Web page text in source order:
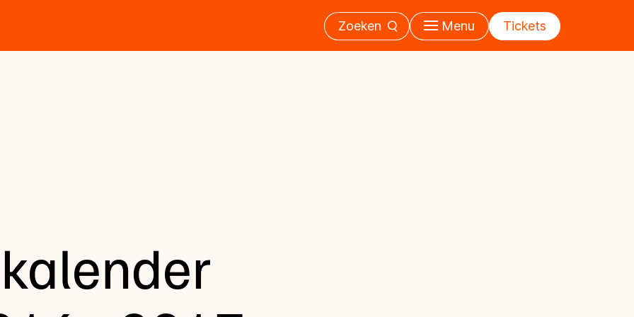
Zoeken Menu Tickets